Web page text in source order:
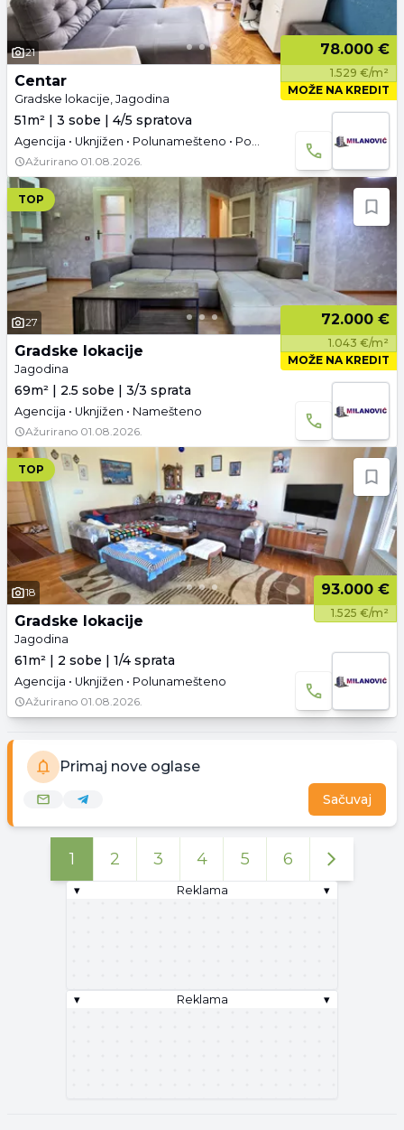
21 78.000 €
1.529 €/m²
MOŽE NA KREDIT
Centar
Gradske lokacije, Jagodina
51m² | 3 sobe | 4/5 spratova
Agencija • Uknjižen • Polunamešteno • Podrum
Ažurirano 01.08.2026.
TOP
27 72.000 €
1.043 €/m²
MOŽE NA KREDIT
Gradske lokacije
Jagodina
69m² | 2.5 sobe | 3/3 sprata
Agencija • Uknjižen • Namešteno
Ažurirano 01.08.2026.
TOP
18 93.000 €
1.525 €/m²
Gradske lokacije
Jagodina
61m² | 2 sobe | 1/4 sprata
Agencija • Uknjižen • Polunamešteno
Ažurirano 01.08.2026.
Primaj nove oglase
Sačuvaj
1 2 3 4 5 6
▾ Reklama ▾
▾ Reklama ▾